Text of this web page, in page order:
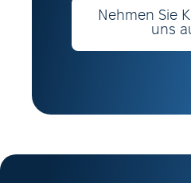
Nehmen Sie
uns